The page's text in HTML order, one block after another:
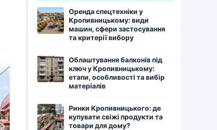
Оренда спецтехніки у
Кропивницькому: види
машин, сфери застосування
та критерії вибору
Облаштування балконів під
ключ у Кропивницькому:
етапи, особливості та вибір
матеріалів
Ринки Кропивницького: де
купувати свіжі продукти та
товари для дому?